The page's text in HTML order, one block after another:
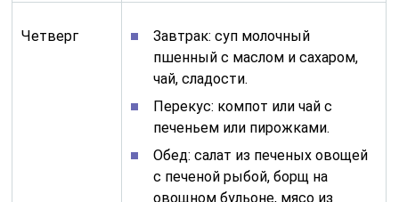
Четверг
Завтрак: суп молочный
пшенный с маслом и сахаром,
чай, сладости.
Перекус: компот или чай с
печеньем или пирожками.
Обед: салат из печеных овощей
с печеной рыбой, борщ на
овощном бульоне, мясо из